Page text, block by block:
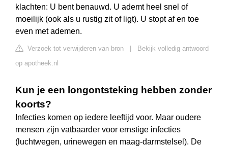
klachten: U bent benauwd. U ademt heel snel of
moeilijk (ook als u rustig zit of ligt). U stopt af en toe
even met ademen.
Verzoek tot verwijderen van bron
Bekijk volledig antwoord
op apotheek.nl
Kun je een longontsteking hebben zonder
koorts?
Infecties komen op iedere leeftijd voor. Maar oudere
mensen zijn vatbaarder voor ernstige infecties
(luchtwegen, urinewegen en maag-darmstelsel). De